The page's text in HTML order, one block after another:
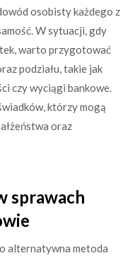
osobisty każdego z
W sytuacji, gdy
warto przygotować
podziału, takie jak
czy wyciągi bankowe.
którzy mogą
oraz
sprawach
alternatywna metoda